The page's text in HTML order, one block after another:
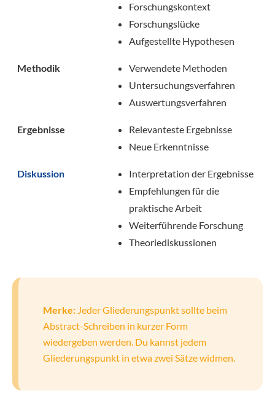
Forschungskontext
Forschungslücke
Aufgestellte Hypothesen
Methodik
Verwendete Methoden
Untersuchungsverfahren
Auswertungsverfahren
Ergebnisse
Relevanteste Ergebnisse
Neue Erkenntnisse
Diskussion
Interpretation der Ergebnisse
Empfehlungen für die
praktische Arbeit
Weiterführende Forschung
Theoriediskussionen
Merke: Jeder Gliederungspunkt sollte beim
Abstract-Schreiben in kurzer Form
wiedergeben werden. Du kannst jedem
Gliederungspunkt in etwa zwei Sätze widmen.